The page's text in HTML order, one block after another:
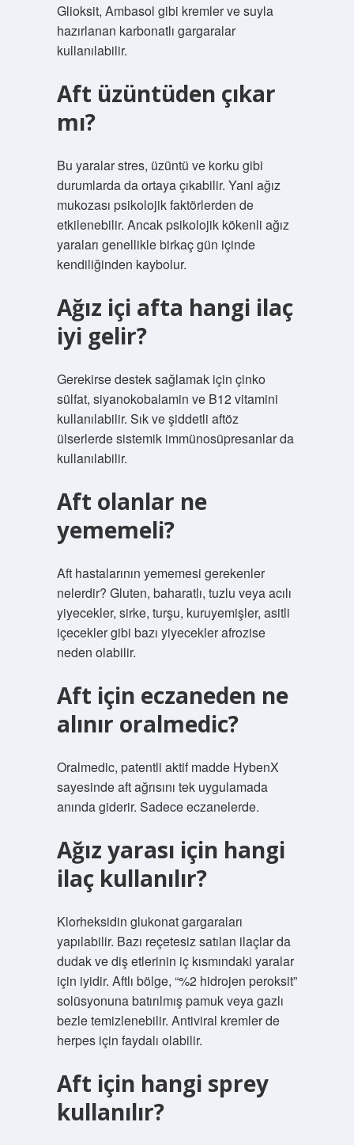
Glioksit, Ambasol gibi kremler ve suyla
hazırlanan karbonatlı gargaralar
kullanılabilir.
Aft üzüntüden çıkar
mı?
Bu yaralar stres, üzüntü ve korku gibi
durumlarda da ortaya çıkabilir. Yani ağız
mukozası psikolojik faktörlerden de
etkilenebilir. Ancak psikolojik kökenli ağız
yaraları genellikle birkaç gün içinde
kendiliğinden kaybolur.
Ağız içi afta hangi ilaç
iyi gelir?
Gerekirse destek sağlamak için çinko
sülfat, siyanokobalamin ve B12 vitamini
kullanılabilir. Sık ve şiddetli aftöz
ülserlerde sistemik immünosüpresanlar da
kullanılabilir.
Aft olanlar ne
yememeli?
Aft hastalarının yememesi gerekenler
nelerdir? Gluten, baharatlı, tuzlu veya acılı
yiyecekler, sirke, turşu, kuruyemişler, asitli
içecekler gibi bazı yiyecekler afrozise
neden olabilir.
Aft için eczaneden ne
alınır oralmedic?
Oralmedic, patentli aktif madde HybenX
sayesinde aft ağrısını tek uygulamada
anında giderir. Sadece eczanelerde.
Ağız yarası için hangi
ilaç kullanılır?
Klorheksidin glukonat gargaraları
yapılabilir. Bazı reçetesiz satılan ilaçlar da
dudak ve diş etlerinin iç kısmındaki yaralar
için iyidir. Aftlı bölge, “%2 hidrojen peroksit”
solüsyonuna batırılmış pamuk veya gazlı
bezle temizlenebilir. Antiviral kremler de
herpes için faydalı olabilir.
Aft için hangi sprey
kullanılır?